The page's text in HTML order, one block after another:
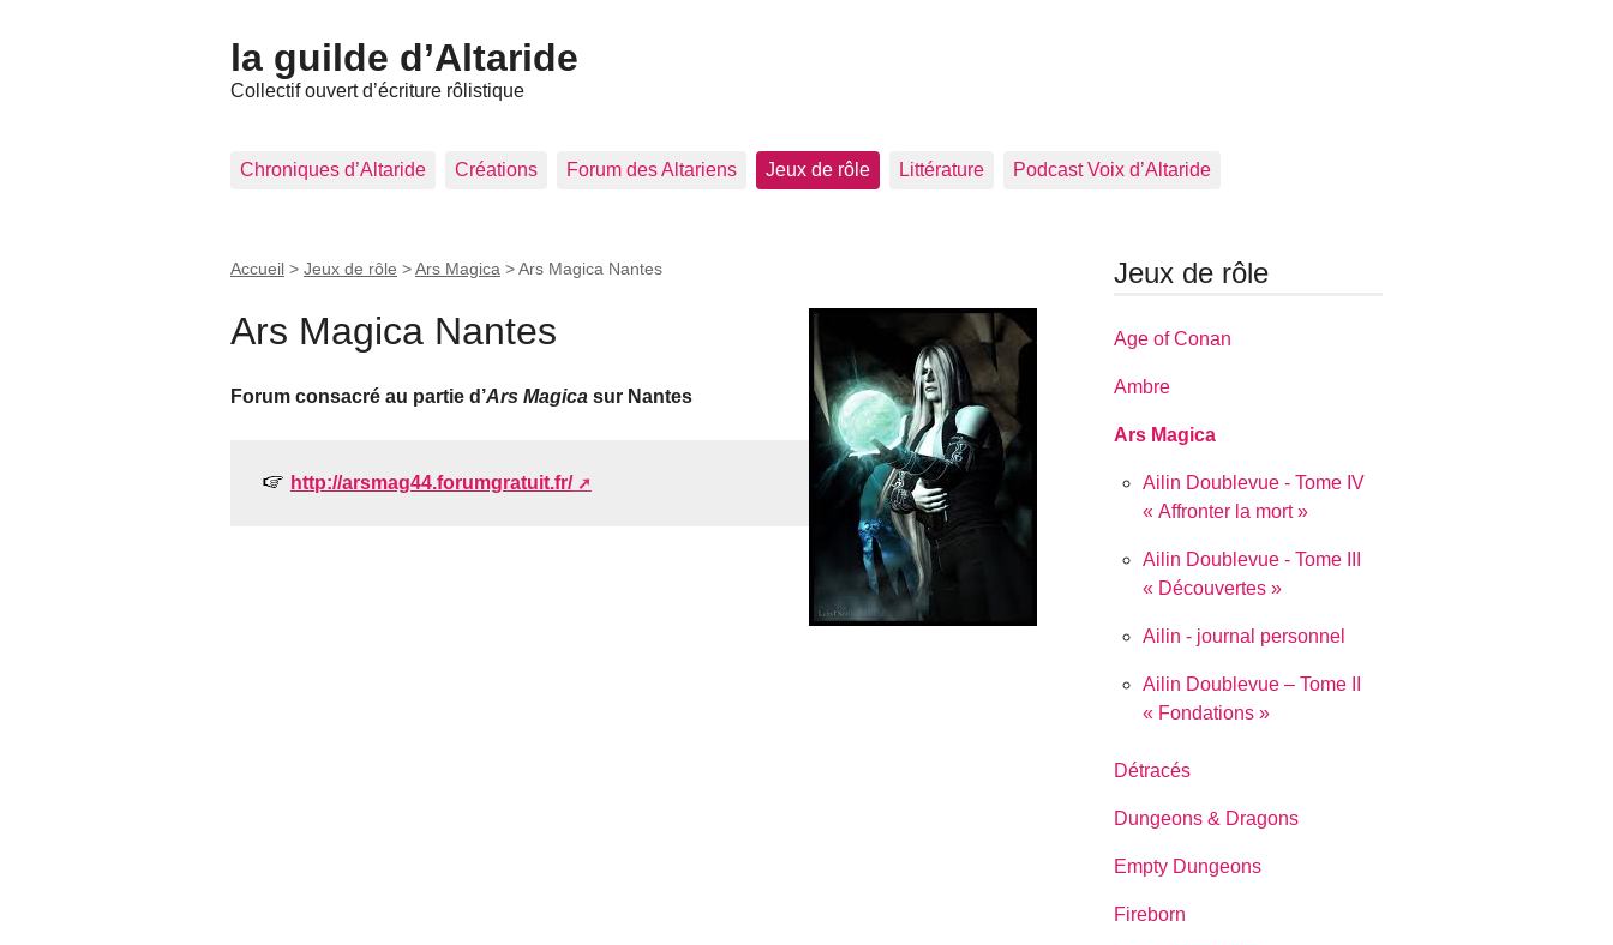
la guilde d’Altaride
Collectif ouvert d’écriture rôlistique
Chroniques d’Altaride Créations Forum des Altariens Jeux de rôle Littérature Podcast Voix d’Altaride
Accueil > Jeux de rôle >Ars Magica >Ars Magica Nantes
Ars Magica Nantes
Forum consacré au partie d’Ars Magica sur Nantes
http://arsmag44.forumgratuit.fr/
Jeux de rôle
Age of Conan
Ambre
Ars Magica
Ailin Doublevue - Tome IV
« Affronter la mort »
Ailin Doublevue - Tome III
« Découvertes »
Ailin - journal personnel
Ailin Doublevue – Tome II
« Fondations »
Détracés
Dungeons & Dragons
Empty Dungeons
Fireborn